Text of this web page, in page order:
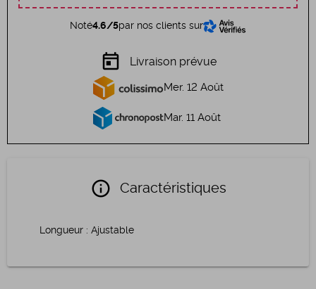
Noté4.6/5par nos clients sur
today Livraison prévue
Mer. 12 Août
Mar. 11 Août
info Caractéristiques
Longueur: Ajustable